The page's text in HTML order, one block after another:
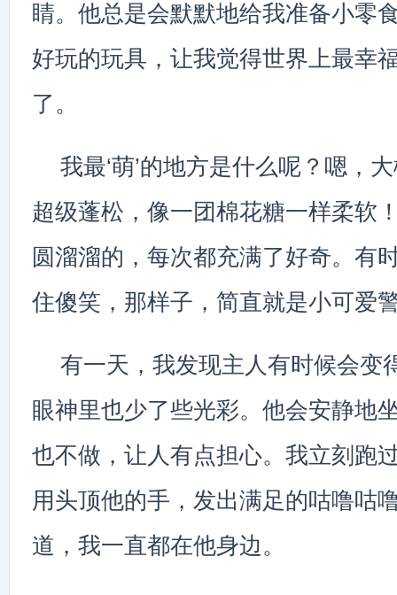
睛。他总是会默默地给我准备小零
好玩的玩具，让我觉得世界上最幸
了。
我最‘萌’的地方是什么呢？嗯，
超级蓬松，像一团棉花糖一样柔软
圆溜溜的，每次都充满了好奇。有
住傻笑，那样子，简直就是小可爱
有一天，我发现主人有时候会变
眼神里也少了些光彩。他会安静地
也不做，让人有点担心。我立刻跑
用头顶他的手，发出满足的咕噜咕
道，我一直都在他身边。